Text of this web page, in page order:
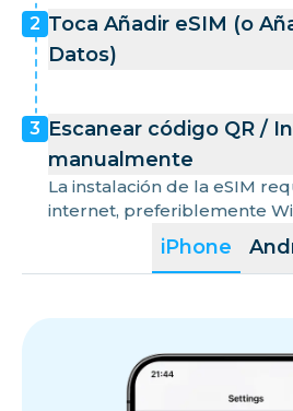
iPhone
2 Toca Añadir eSIM (o
Datos)
3 Escanear código QR /
manualmente
La instalación de la eSIM
internet, preferiblemente